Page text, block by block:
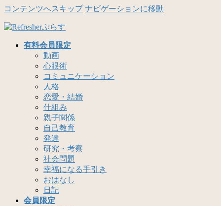
コンテンツへスキップ ナビゲーションに移動
有料会員限定
動画
心眼術
コミュニケーション
人格
恋愛・結婚
仕組み
親子関係
自己教育
発達
研究・考察
社会問題
幸福になる手引き
おはなし
日記
会員限定